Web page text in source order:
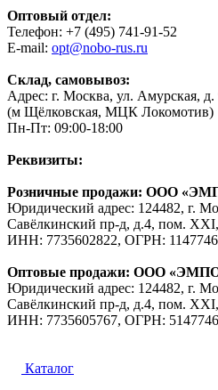
Оптовый отдел:
Телефон: +7 (495) 741-91-52
E-mail: opt@nobo-rus.ru
Склад, самовывоз:
Адрес: г. Москва, ул. Амурская, д.
(м Щёлковская, МЦК Локомотив)
Пн-Пт: 09:00-18:00
Реквизиты:
Розничные продажи: ООО
Юридический адрес: 124482, г.
Савёлкинский пр-д, д.4, пом.
ИНН: 7735602822, ОГРН:
Оптовые продажи: ООО
Юридический адрес: 124482, г.
Савёлкинский пр-д, д.4, пом.
ИНН: 7735605767, ОГРН:
Каталог